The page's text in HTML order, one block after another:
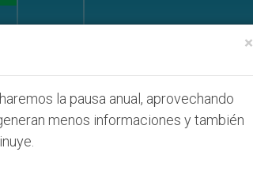
×
la pausa anual, aprovechando
menos informaciones y también